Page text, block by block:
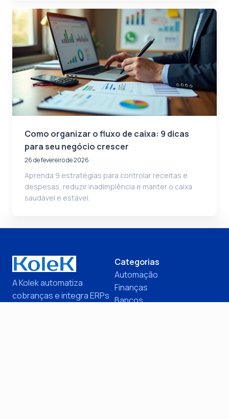
Como organizar o fluxo de caixa: 9 dicas
para seu negócio crescer
26 de fevereiro de 2026
Aprenda 9 estratégias para controlar receitas e
despesas, reduzir inadimplência e manter o caixa
saudável e estável.
A Kolek automatiza
cobranças e integra ERPs
Categorias
Automação
Finanças
Bancos